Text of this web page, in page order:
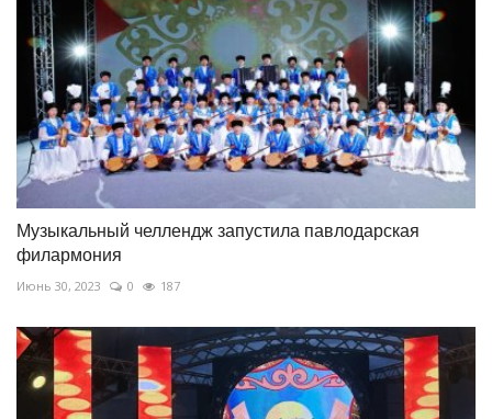
Музыкальный челлендж запустила павлодарская
филармония
Июнь 30, 2023 0 187